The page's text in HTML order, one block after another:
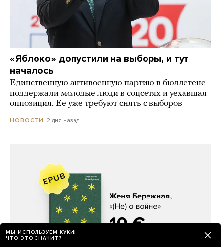
«Яблоко» допустили на выборы, и тут
началось
Единственную антивоенную партию в бюллетене
поддержали молодые люди в соцсетях и уехавшая
оппозиция. Ее уже требуют снять с выборов
НОВОСТИ 2 дня назад
МЫ ИСПОЛЬЗУЕМ КУКИ!
ЧТО ЭТО ЗНАЧИТ?